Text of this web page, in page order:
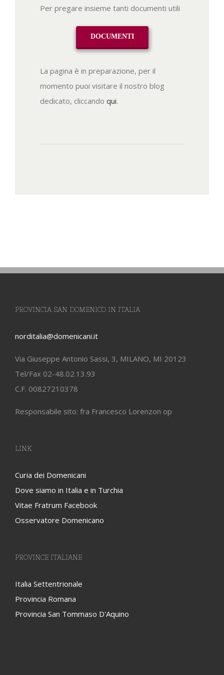
Per pregare insieme tanti documenti utili
DOCUMENTI
La pagina è in preparazione, per il
momento puoi visitare il nostro blog
dedicato, cliccando qui.
PROVINCIA SAN DOMENICO IN ITALIA
norditalia@domenicani.it
Via Giuseppe Antonio Sassi, 3, MILANO, MI 20123
Tel/Fax 02-48.02.13.93
C.F. 00827210378
Responsabile sito: fra Francesco Lorenzon op
LINK
Curia dei Domenicani
Dove siamo in Italia e in Turchia
Vitae Fratrum Facebook
Osservatore Domenicano
PROVINCE ITALIANE
Italia Settentrionale
Provincia Romana
Provincia San Tommaso D'Aquino